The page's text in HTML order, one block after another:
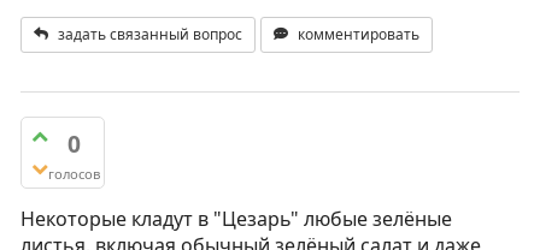
задать связанный вопрос комментировать
0
голосов
Некоторые кладут в "Цезарь" любые зелёные